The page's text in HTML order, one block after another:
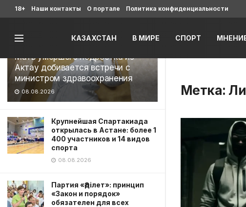
Последние
Мать умершего подростка из
Актау добивается встречи с
министром здравоохранения
08.08.2026
Крупнейшая Спартакиада
открылась в Астане: более 1
400 участников и 14 видов
спорта
08.08.2026
Партия «Әділет»: принцип
«Закон и порядок»
обязателен для всех
18+ Наши контакты О портале Политика конфиденциальности
КАЗАХСТАН В МИРЕ СПОРТ
Метка: